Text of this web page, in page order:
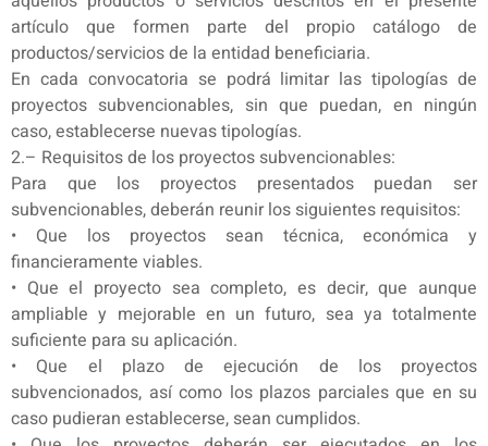
artículo que formen parte del propio catálogo de
productos/servicios de la entidad beneficiaria.
En cada convocatoria se podrá limitar las tipologías de
proyectos subvencionables, sin que puedan, en ningún
caso, establecerse nuevas tipologías.
2.– Requisitos de los proyectos subvencionables:
Para que los proyectos presentados puedan ser
subvencionables, deberán reunir los siguientes requisitos:
• Que los proyectos sean técnica, económica y
financieramente viables.
• Que el proyecto sea completo, es decir, que aunque
ampliable y mejorable en un futuro, sea ya totalmente
suficiente para su aplicación.
• Que el plazo de ejecución de los proyectos
subvencionados, así como los plazos parciales que en su
caso pudieran establecerse, sean cumplidos.